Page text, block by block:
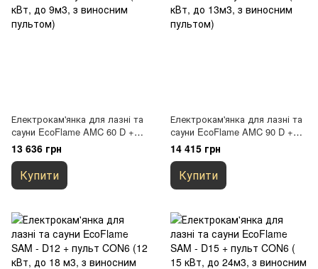
Електрокам'янка для лазні та
сауни EcoFlame AMC 60 D +
пульт CON4 (6 кВт, до 9м3, з
виносним пультом)
13 636 грн
Купити
Електрокам'янка для лазні та
сауни EcoFlame AMC 90 D +
пульт CON4 (9 кВт, до 13м3, з
виносним пультом)
14 415 грн
Купити